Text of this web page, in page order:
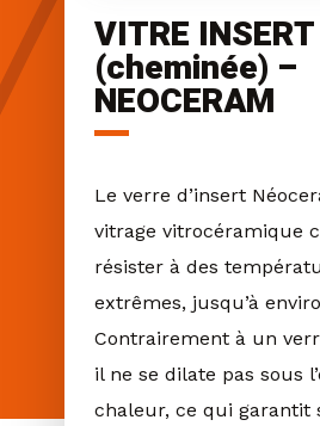
VITRE INSERT
(cheminée) –
NEOCERAM
Le verre d’insert
vitrage vitrocéramique
résister à des
extrêmes, jusqu’à
Contrairement à un
il ne se dilate pas sous
chaleur, ce qui garantit